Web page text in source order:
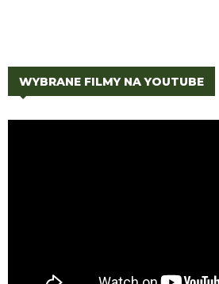
WYBRANE FILMY NA YOUTUBE